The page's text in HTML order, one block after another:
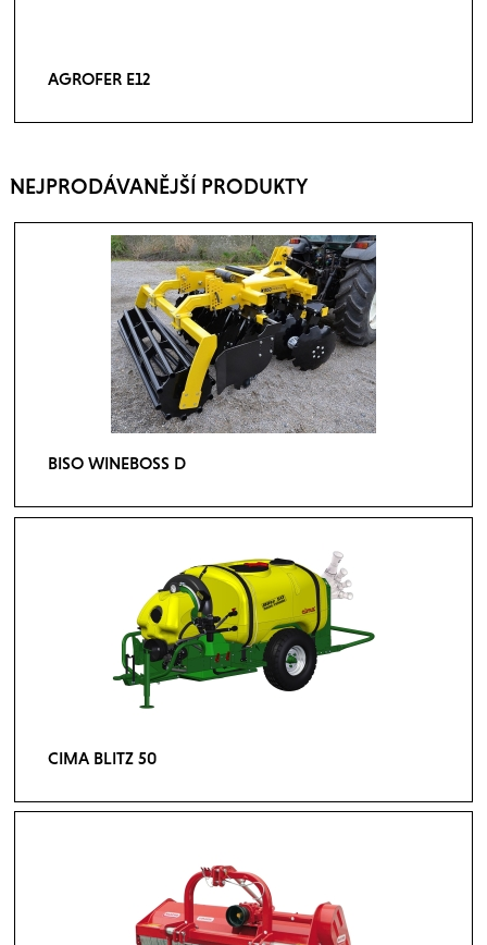
AGROFER E12
NEJPRODÁVANĚJŠÍ PRODUKTY
BISO WINEBOSS D
CIMA BLITZ 50